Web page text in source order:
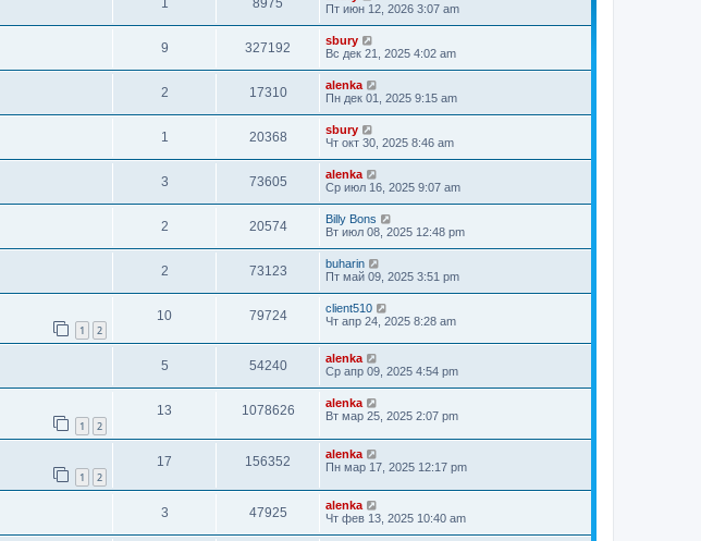
Пт июн 12, 2026 3:07 am
9 327192
sbury
Вс дек 21, 2025 4:02 am
2 17310
alenka
Пн дек 01, 2025 9:15 am
1 20368
sbury
Чт окт 30, 2025 8:46 am
3 73605
alenka
Ср июл 16, 2025 9:07 am
2 20574
Billy Bons
Вт июл 08, 2025 12:48 pm
2 73123
buharin
Пт май 09, 2025 3:51 pm
1 2
10 79724
client510
Чт апр 24, 2025 8:28 am
5 54240
alenka
Ср апр 09, 2025 4:54 pm
1 2
13 1078626
alenka
Вт мар 25, 2025 2:07 pm
1 2
17 156352
alenka
Пн мар 17, 2025 12:17 pm
3 47925
alenka
Чт фев 13, 2025 10:40 am